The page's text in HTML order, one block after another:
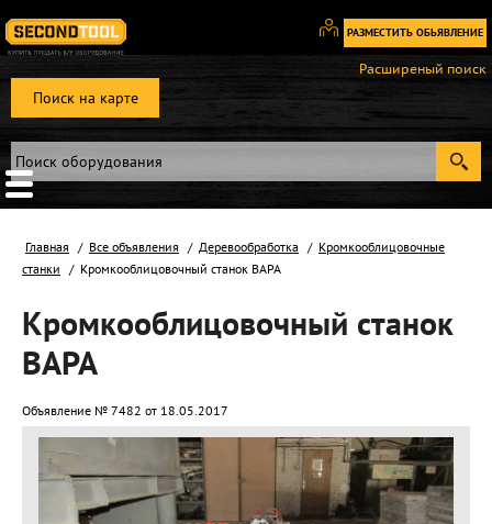
РАЗМЕСТИТЬ ОБЬЯВЛЕНИЕ
Вход
Регистрация
Поиск на карте
Расширеный поиск
Главная Все объявления Деревообработка
Кромкооблицовочные
станки
Кромкооблицовочный станок ВАРА
Кромкооблицовочный станок
ВАРА
Объявление № 7482 от 18.05.2017